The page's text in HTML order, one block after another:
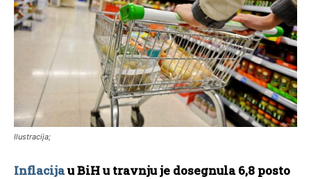
Ilustracija;
Inflacijau BiH u travnju je dosegnula 6,8 posto